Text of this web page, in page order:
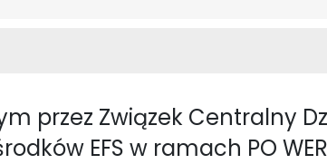
przez Związek Centralny
EFS w ramach PO